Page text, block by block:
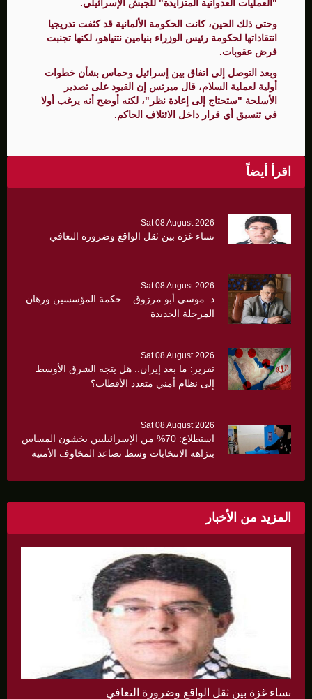
"العمليات العدوانية المتزايدة" للجيش الإسرائيلي.
وحتى ذلك الحين، كانت الحكومة الألمانية قد كثفت تدريجيا
انتقاداتها لحكومة رئيس الوزراء بنيامين نتنياهو، لكنها تجنبت
فرض عقوبات.
وبعد التوصل إلى اتفاق بين إسرائيل وحماس بشأن خطوات
أولية لعملية السلام، قال ميرتس إن القيود على تصدير
الأسلحة "ستحتاج إلى إعادة نظر"، لكنه أوضح أنه يرغب أولا
في تنسيق أي قرار داخل الائتلاف الحاكم.
اقرأ أيضاً
Sat 08 August 2026
نساء غزة بين ثقل الواقع وضرورة التعافي
Sat 08 August 2026
د. موسى أبو مرزوق... حكمة المؤسسين ورهان
المرحلة الجديدة
Sat 08 August 2026
تقرير: ما بعد إيران.. هل يتجه الشرق الأوسط
إلى نظام أمني متعدد الأقطاب؟
Sat 08 August 2026
استطلاع: 70% من الإسرائيليين يخشون المساس
بنزاهة الانتخابات وسط تصاعد المخاوف الأمنية
المزيد من الأخبار
نساء غزة بين ثقل الواقع وضرورة التعافي